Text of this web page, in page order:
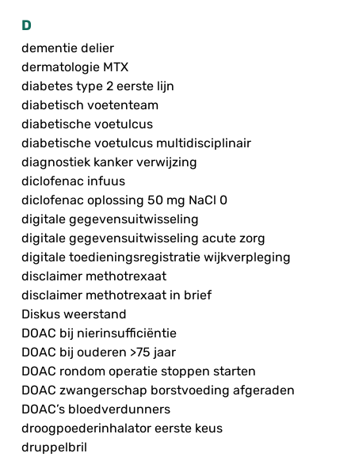
D
dementie delier
dermatologie MTX
diabetes type 2 eerste lijn
diabetisch voetenteam
diabetische voetulcus
diabetische voetulcus multidisciplinair
diagnostiek kanker verwijzing
diclofenac infuus
diclofenac oplossing 50 mg NaCl 0
digitale gegevensuitwisseling
digitale gegevensuitwisseling acute zorg
digitale toedieningsregistratie wijkverpleging
disclaimer methotrexaat
disclaimer methotrexaat in brief
Diskus weerstand
DOAC bij nierinsufficiëntie
DOAC bij ouderen >75 jaar
DOAC rondom operatie stoppen starten
DOAC zwangerschap borstvoeding afgeraden
DOAC’s bloedverdunners
droogpoederinhalator eerste keus
druppelbril